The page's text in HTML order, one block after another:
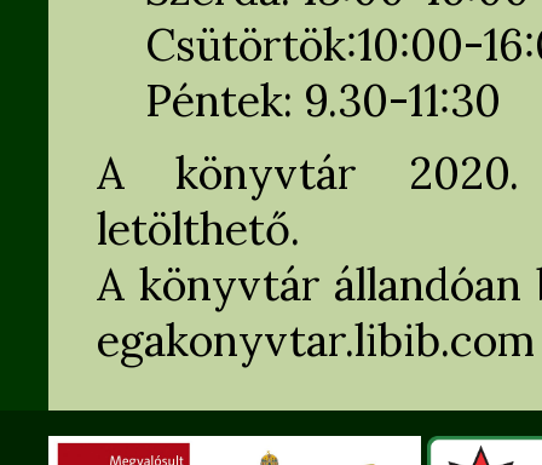
Csütörtök:10:00-
Péntek: 9.30-11:30
A könyvtár
letölthető.
A könyvtár állandóan